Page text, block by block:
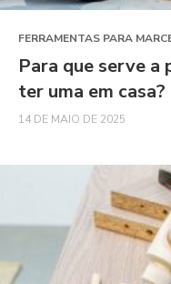
FERRAMENTAS PARA
Para que serve a
ter uma em casa?
14 DE MAIO DE 2025